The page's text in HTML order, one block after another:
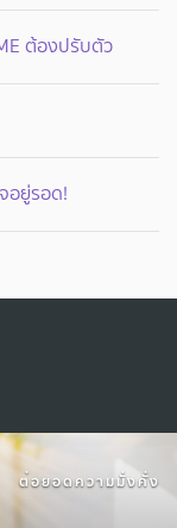
ต้องปรับตัว
อยู่รอด!
ต่อยอดความมั่งคั่ง